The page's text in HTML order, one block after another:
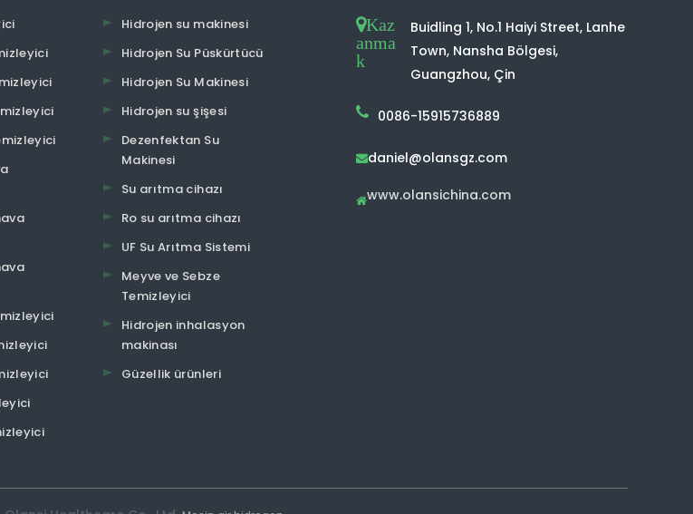
Hidrojen su makinesi
Hidrojen Su Püskürtücü
Hidrojen Su Makinesi
Hidrojen su şişesi
Dezenfektan Su
Makinesi
Su arıtma cihazı
Ro su arıtma cihazı
UF Su Arıtma Sistemi
Meyve ve Sebze
Temizleyici
Hidrojen inhalasyon
makinası
Güzellik ürünleri
Kaz
anma
k
Buidling 1, No.1 Haiyi Street, Lanhe
Town, Nansha Bölgesi,
Guangzhou, Çin
0086-15915736889
daniel@olansgz.com
www.olansichina.com